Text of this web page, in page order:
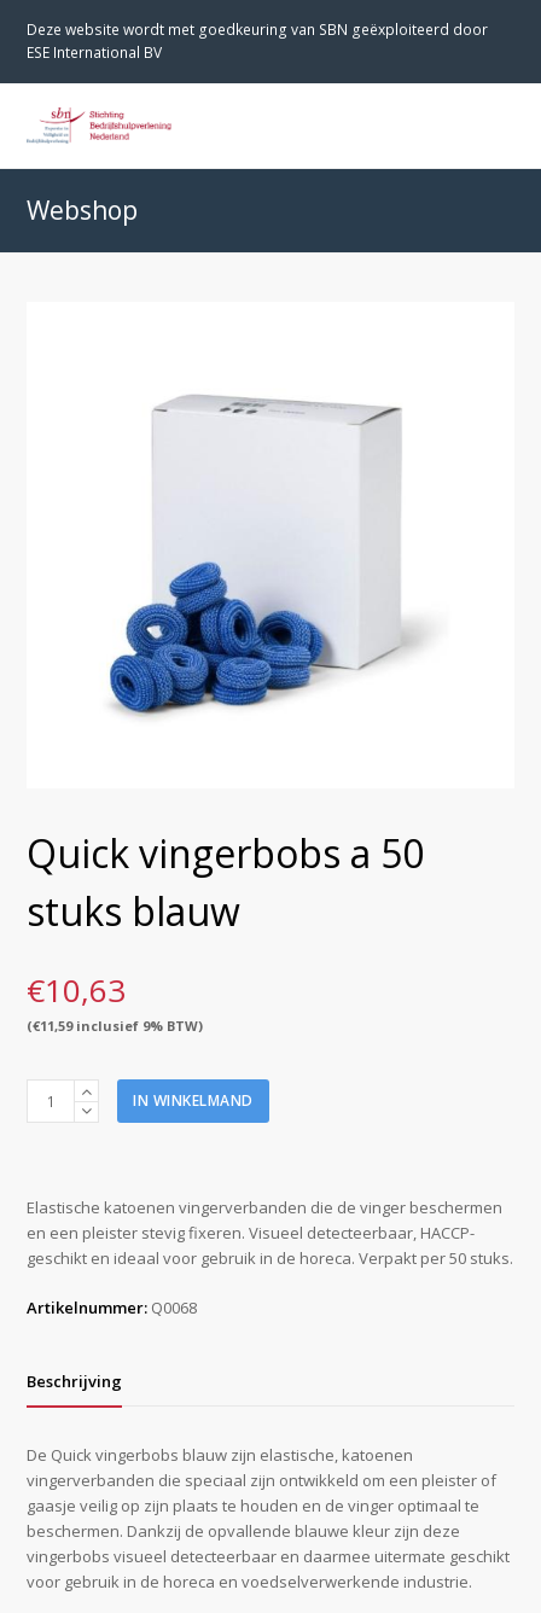
Deze website wordt met goedkeuring van SBN geëxploiteerd door
ESE International BV
Webshop
Quick vingerbobs a 50
stuks blauw
€10,63
(€11,59inclusief 9% BTW)
Quick
vingerbobs
blauw
aantal
IN WINKELMAND
Elastische katoenen vingerverbanden die de vinger beschermen
en een pleister stevig fixeren. Visueel detecteerbaar, HACCP-
geschikt en ideaal voor gebruik in de horeca. Verpakt per 50 stuks.
Artikelnummer: Q0068
Beschrijving
De Quick vingerbobs blauw zijn elastische, katoenen
vingerverbanden die speciaal zijn ontwikkeld om een pleister of
gaasje veilig op zijn plaats te houden en de vinger optimaal te
beschermen. Dankzij de opvallende blauwe kleur zijn deze
vingerbobs visueel detecteerbaar en daarmee uitermate geschikt
voor gebruik in de horeca en voedselverwerkende industrie.